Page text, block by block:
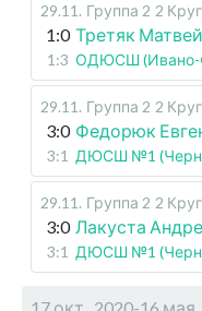
29.11 . Группа 2 2 Круг
1:0 Третяк Матвей
1:3 ОДЮСШ (Ивано-
29.11 . Группа 2 2 Круг
3:0 Федорюк
3:1 ДЮСШ №1
29.11 . Группа 2 2 Круг
3:0 Лакуста
3:1 ДЮСШ №1